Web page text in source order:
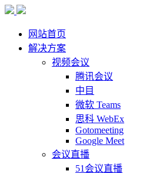
网站首页
解决方案
视频会议
腾讯会议
中目
微软 Teams
思科 WebEx
Gotomeeting
Google Meet
会议直播
51会议直播